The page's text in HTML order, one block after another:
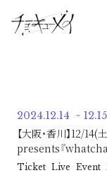
2024.12.14 ~ 12.15
【大阪・香川】12/
presents『whatcha
Ticket Live Event